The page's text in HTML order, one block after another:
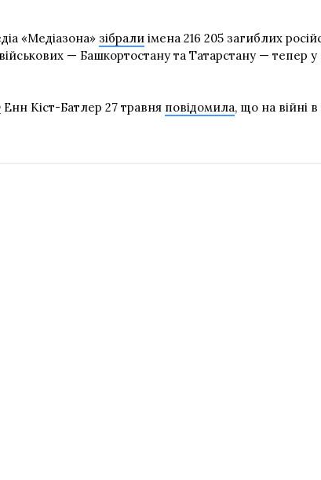
«Медіазона» зібрали імена 216 205 загиблих
— Башкортостану та Татарстану — тепер
Кіст-Батлер 27 травня повідомила, що на війні